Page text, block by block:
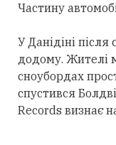
Частину
У Данідіні після
додому. Жителі
сноубордах
спустився
Records визнає